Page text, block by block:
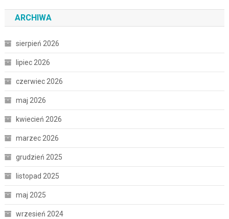
ARCHIWA
sierpień 2026
lipiec 2026
czerwiec 2026
maj 2026
kwiecień 2026
marzec 2026
grudzień 2025
listopad 2025
maj 2025
wrzesień 2024